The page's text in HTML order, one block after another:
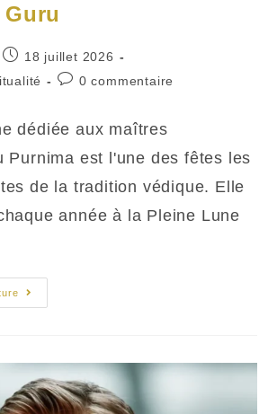
Publication
publiée :
18 juillet 2026
Commentaires
publication :
0 commentaire
dédiée aux maîtres
Purnima est l'une des fêtes les
de la tradition védique. Elle
année à la Pleine Lune
Guru
Purnima
Dédiée
Au
Guru